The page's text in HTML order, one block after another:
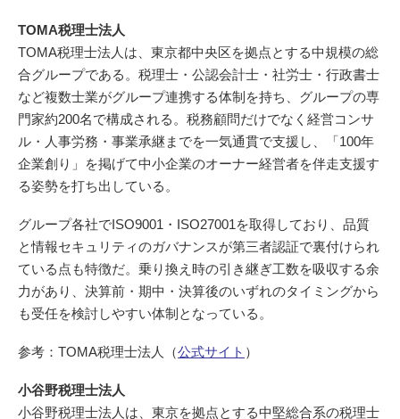
TOMA税理士法人
TOMA税理士法人は、東京都中央区を拠点とする中規模の総
合グループである。税理士・公認会計士・社労士・行政書士
など複数士業がグループ連携する体制を持ち、グループの専
門家約200名で構成される。税務顧問だけでなく経営コンサ
ル・人事労務・事業承継までを一気通貫で支援し、「100年
企業創り」を掲げて中小企業のオーナー経営者を伴走支援す
る姿勢を打ち出している。
グループ各社でISO9001・ISO27001を取得しており、品質
と情報セキュリティのガバナンスが第三者認証で裏付けられ
ている点も特徴だ。乗り換え時の引き継ぎ工数を吸収する余
力があり、決算前・期中・決算後のいずれのタイミングから
も受任を検討しやすい体制となっている。
参考：TOMA税理士法人（公式サイト ）
小谷野税理士法人
小谷野税理士法人は、東京を拠点とする中堅総合系の税理士